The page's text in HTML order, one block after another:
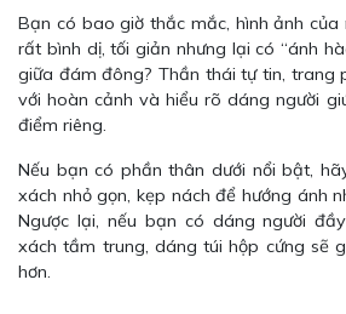
Bạn có bao giờ thắc mắc, hình ảnh của
rất bình dị, tối giản nhưng lại có “ánh
giữa đám đông? Thần thái tự tin, trang
với hoàn cảnh và hiểu rõ dáng người
điểm riêng.
Nếu bạn có phần thân dưới nổi bật,
xách nhỏ gọn, kẹp nách để hướng ánh
Ngược lại, nếu bạn có dáng người
xách tầm trung, dáng túi hộp cứng sẽ
hơn.